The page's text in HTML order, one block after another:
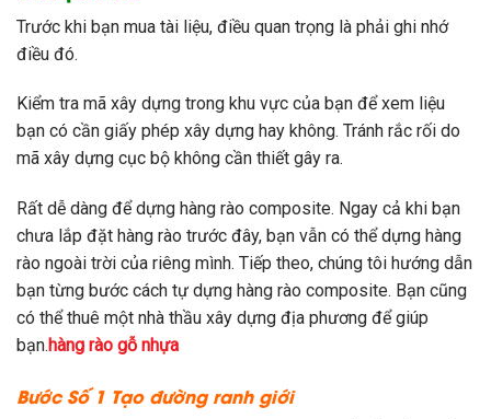
Trước khi bạn mua tài liệu, điều quan trọng là phải ghi nhớ
điều đó.
Kiểm tra mã xây dựng trong khu vực của bạn để xem liệu
bạn có cần giấy phép xây dựng hay không. Tránh rắc rối do
mã xây dựng cục bộ không cần thiết gây ra.
Rất dễ dàng để dựng hàng rào composite. Ngay cả khi bạn
chưa lắp đặt hàng rào trước đây, bạn vẫn có thể dựng hàng
rào ngoài trời của riêng mình. Tiếp theo, chúng tôi hướng dẫn
bạn từng bước cách tự dựng hàng rào composite. Bạn cũng
có thể thuê một nhà thầu xây dựng địa phương để giúp
bạn.hàng rào gỗ nhựa
Bước Số 1 Tạo đường ranh giới